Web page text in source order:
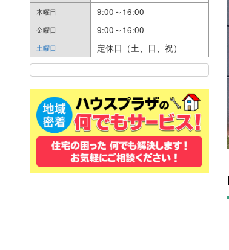
木曜日 9:00～16:00
金曜日 9:00～16:00
土曜日 定休日（土、日、祝）